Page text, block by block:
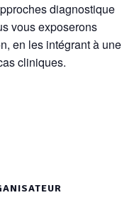
diagnostique
vous exposerons
en les intégrant à une
cliniques.